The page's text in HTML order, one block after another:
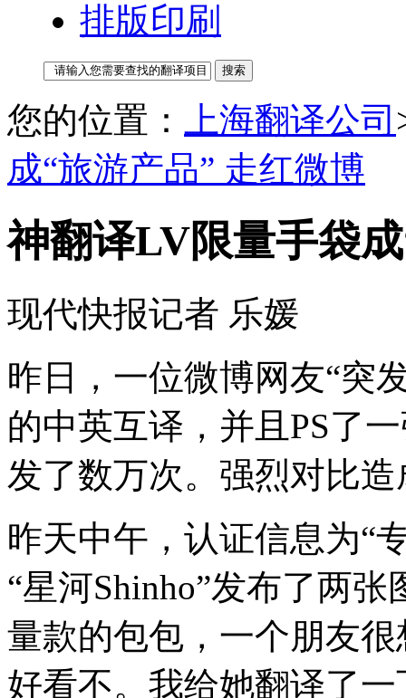
排版印刷
您的位置： 上海翻译公司
成“旅游产品” 走红微博
神翻译LV限量手袋
现代快报记者 乐媛
昨日，一位微博网友“突
的中英互译，并且PS了
发了数万次。强烈对比
昨天中午，认证信息为“
“星河Shinho”发布了两
量款的包包，一个朋友
好看不。我给她翻译了